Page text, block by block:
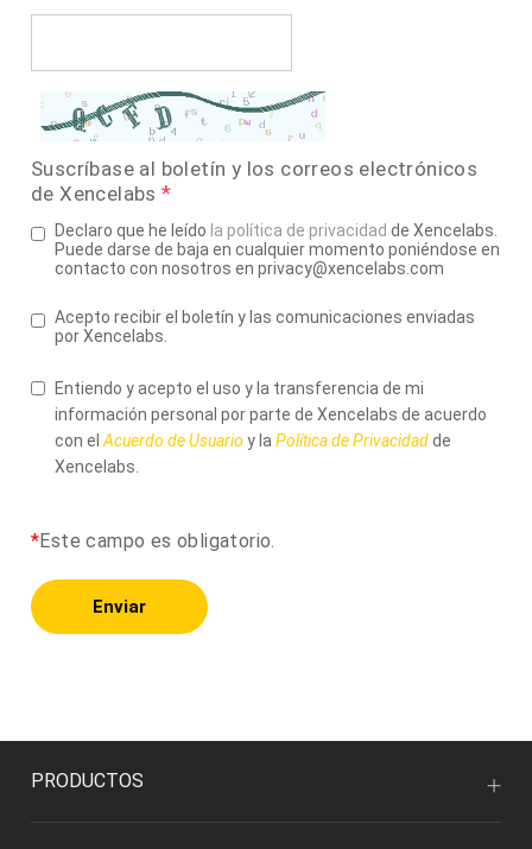
Suscríbase al boletín y los correos electrónicos
de Xencelabs *
Declaro que he leído la política de privacidad de Xencelabs.
Puede darse de baja en cualquier momento poniéndose en
contacto con nosotros en privacy@xencelabs.com
Acepto recibir el boletín y las comunicaciones enviadas
por Xencelabs.
Entiendo y acepto el uso y la transferencia de mi
información personal por parte de Xencelabs de acuerdo
con elAcuerdo de Usuario y laPolítica de Privacidadde
Xencelabs.
*Este campo es obligatorio.
Enviar
PRODUCTOS